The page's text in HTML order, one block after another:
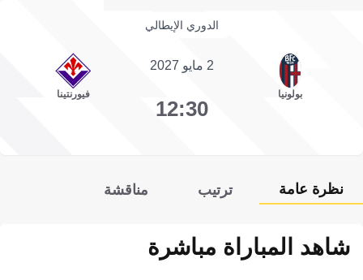
الدوري الإيطالي
بولونيا
2 مايو 2027
12:30
فيورنتينا
نظرة عامة ترتيب مناقشة
شاهد المباراة مباشرة